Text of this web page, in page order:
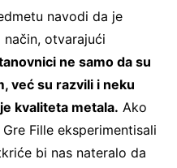
navodi da je
otvarajući
ne samo da su
već su razvili i neku
kvaliteta metala. Ako
Fille eksperimentisali
bi nas nateralo da